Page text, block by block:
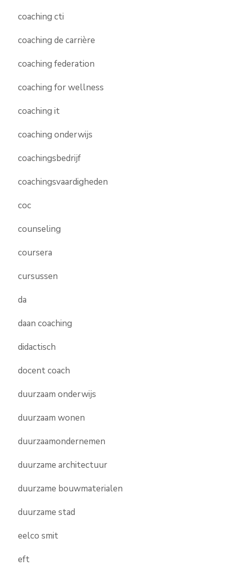
coaching cti
coaching de carrière
coaching federation
coaching for wellness
coaching it
coaching onderwijs
coachingsbedrijf
coachingsvaardigheden
coc
counseling
coursera
cursussen
da
daan coaching
didactisch
docent coach
duurzaam onderwijs
duurzaam wonen
duurzaamondernemen
duurzame architectuur
duurzame bouwmaterialen
duurzame stad
eelco smit
eft